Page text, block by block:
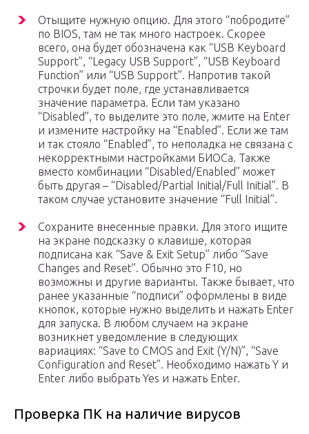
Отыщите нужную опцию. Для этого “побродите”
по BIOS, там не так много настроек. Скорее
всего, она будет обозначена как “USB Keyboard
Support”, “Legacy USB Support”, “USB Keyboard
Function” или “USB Support”. Напротив такой
строчки будет поле, где устанавливается
значение параметра. Если там указано
“Disabled”, то выделите это поле, жмите на Enter
и измените настройку на “Enabled”. Если же там
и так стояло “Enabled”, то неполадка не связана с
некорректными настройками БИОСа. Также
вместо комбинации “Disabled/Enabled” может
быть другая – “Disabled/Partial Initial/Full Initial”. В
таком случае установите значение “Full Initial”.
Сохраните внесенные правки. Для этого ищите
на экране подсказку о клавише, которая
подписана как “Save & Exit Setup” либо “Save
Changes and Reset”. Обычно это F10, но
возможны и другие варианты. Также бывает, что
ранее указанные “подписи” оформлены в виде
кнопок, которые нужно выделить и нажать Enter
для запуска. В любом случаем на экране
возникнет уведомление в следующих
вариациях: “Save to CMOS and Exit (Y/N)”, “Save
Configuration and Reset”. Необходимо нажать Y и
Enter либо выбрать Yes и нажать Enter.
Проверка ПК на наличие вирусов